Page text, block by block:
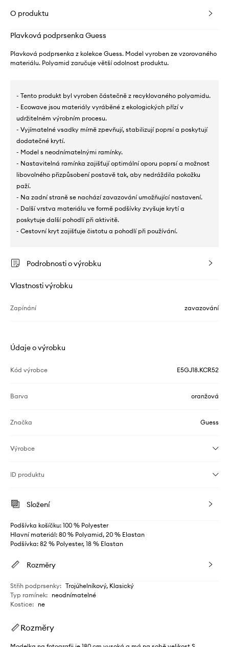
O produktu
Plavková podprsenka Guess
Plavková podprsenka z kolekce Guess. Model vyroben ze vzorovaného
materiálu. Polyamid zaručuje větší odolnost produktu.
- Tento produkt byl vyroben částečně z recyklovaného polyamidu.
- Ecowave jsou materiály vyráběné z ekologických přízí v
udržitelném výrobním procesu.
- Vyjímatelné vsadky mírně zpevňují, stabilizují poprsí a poskytují
dodatečné krytí.
- Model s neodnímatelnými ramínky.
- Nastavitelná ramínka zajišťují optimální oporu poprsí a možnost
libovolného přizpůsobení postavě tak, aby nedráždila pokožku
paží.
- Na zadní straně se nachází zavazování umožňující nastavení.
- Další vrstva materiálu ve formě podšívky zvyšuje krytí a
poskytuje další pohodlí při aktivitě.
- Cestovní kryt zajišťuje čistotu a pohodlí při používání.
Podrobnosti o výrobku
Vlastnosti výrobku
Zapínání zavazování
Údaje o výrobku
Kód výrobce E5GJ18.KCR52
Barva oranžová
Značka Guess
Výrobce
ID produktu
Složení
Podšívka košíčku: 100 % Polyester
Hlavní materiál: 80 % Polyamid, 20 % Elastan
Podšívka: 82 % Polyester, 18 % Elastan
Rozměry
Střih podprsenky: Trojúhelníkový, Klasický
Typ ramínek: neodnímatelné
Kostice: ne
Rozměry